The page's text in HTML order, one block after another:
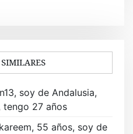
soy de Andalusia,
tengo 27 años
55 años, soy de